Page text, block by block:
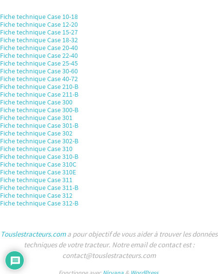
Fiche technique Case 10-18
Fiche technique Case 12-20
Fiche technique Case 15-27
Fiche technique Case 18-32
Fiche technique Case 20-40
Fiche technique Case 22-40
Fiche technique Case 25-45
Fiche technique Case 30-60
Fiche technique Case 40-72
Fiche technique Case 210-B
Fiche technique Case 211-B
Fiche technique Case 300
Fiche technique Case 300-B
Fiche technique Case 301
Fiche technique Case 301-B
Fiche technique Case 302
Fiche technique Case 302-B
Fiche technique Case 310
Fiche technique Case 310-B
Fiche technique Case 310C
Fiche technique Case 310E
Fiche technique Case 311
Fiche technique Case 311-B
Fiche technique Case 312
Fiche technique Case 312-B
Touslestracteurs.coma pour objectif de vous aider à trouver les données
techniques de votre tracteur. Notre email de contact est :
contact@touslestracteurs.com